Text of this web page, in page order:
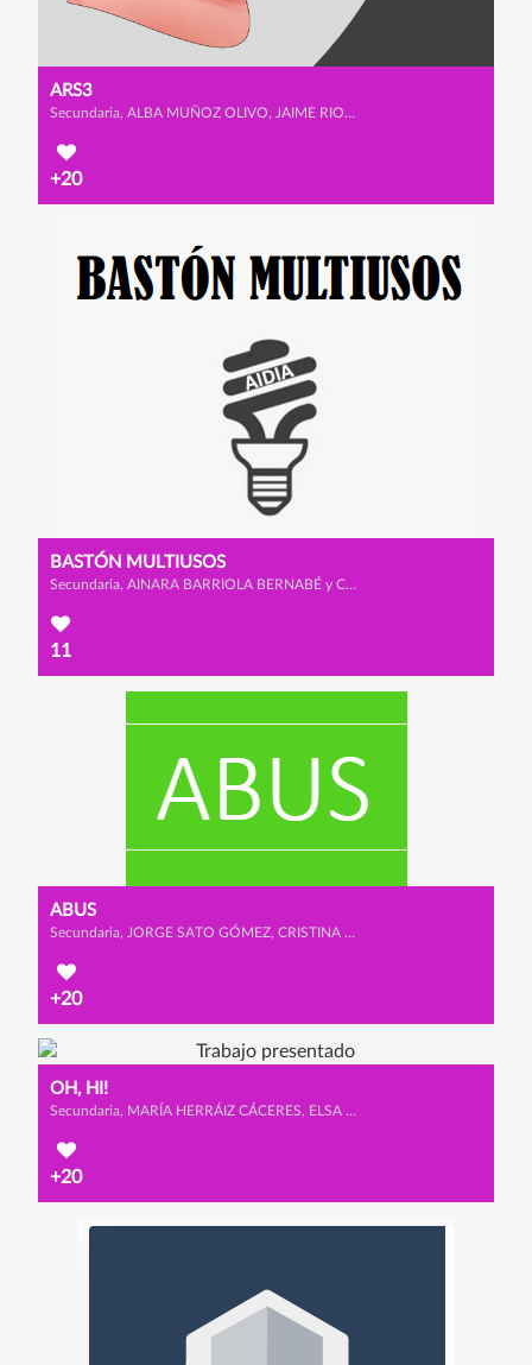
ARS3
Secundaria, ALBA MUÑOZ OLIVO, JAIME RIOS URBANO y IRENE SAINZ ALCALA
+20
BASTÓN MULTIUSOS
Secundaria, AINARA BARRIOLA BERNABÉ y CLAUDIA LADRERO DE SANMILLÁN
11
ABUS
Secundaria, JORGE SATO GÓMEZ, CRISTINA MALO ESCUDERO y JIMENA GIL VEGA
+20
OH, HI!
Secundaria, MARÍA HERRÁIZ CÁCERES, ELSA CALVET MARTÍNEZ y AMAIA ROSA AYERDI
+20